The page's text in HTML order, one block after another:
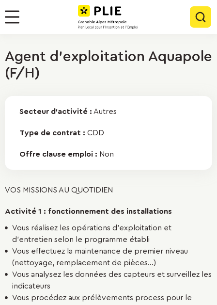
Panneau de gestion des cookies
Menu
Agent d'exploitation Aquapole
(F/H)
Secteur d'activité : Autres
Type de contrat : CDD
Offre clause emploi : Non
VOS MISSIONS AU QUOTIDIEN
Activité 1 : fonctionnement des installations
Vous réalisez les opérations d’exploitation et
d’entretien selon le programme établi
Vous effectuez la maintenance de premier niveau
(nettoyage, remplacement de pièces…)
Vous analysez les données des capteurs et surveillez les
indicateurs
Vous procédez aux prélèvements process pour le